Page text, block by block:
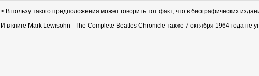
> В пользу такого предположения может говорить тот факт, что в биографических
И в книге Mark Lewisohn - The Complete Beatles Chronicle также 7 октября 1964 года не